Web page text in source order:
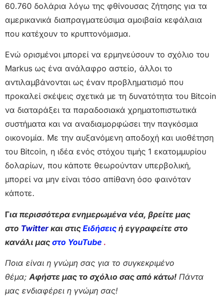
60.760 δολάρια λόγω της φθίνουσας ζήτησης για τα
αμερικανικά διαπραγματεύσιμα αμοιβαία κεφάλαια
που κατέχουν το κρυπτονόμισμα.
Ενώ ορισμένοι μπορεί να ερμηνεύσουν το σχόλιο του
Markus ως ένα ανάλαφρο αστείο, άλλοι το
αντιλαμβάνονται ως έναν προβληματισμό που
προκαλεί σκέψεις σχετικά με τη δυνατότητα του Bitcoin
να διαταράξει τα παραδοσιακά χρηματοπιστωτικά
συστήματα και να αναδιαμορφώσει την παγκόσμια
οικονομία. Με την αυξανόμενη αποδοχή και υιοθέτηση
του Bitcoin, η ιδέα ενός στόχου τιμής 1 εκατομμυρίου
δολαρίων, που κάποτε θεωρούνταν υπερβολική,
μπορεί να μην είναι τόσο απίθανη όσο φαινόταν
κάποτε.
Για περισσότερα ενημερωμένα νέα, βρείτε μας
στο Twitter και στις Ειδήσεις ή εγγραφείτε στο
κανάλι μας στο YouTube .
Ποια είναι η γνώμη σας για το συγκεκριμένο
θέμα;Αφήστε μας το σχόλιο σας από κάτω! Πάντα
μας ενδιαφέρει η γνώμη σας!